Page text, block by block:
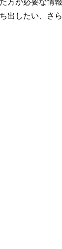
が必要な情
出したい、さ